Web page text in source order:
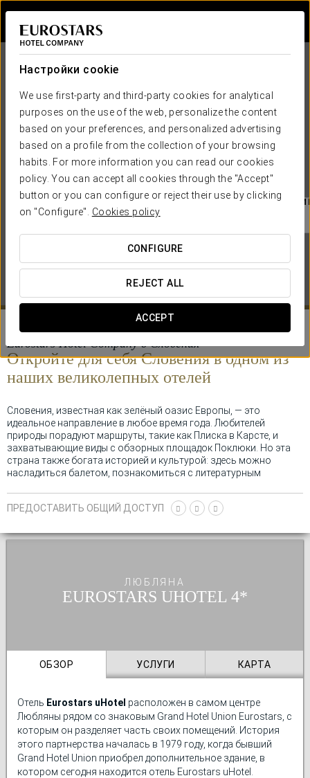
Настройки cookie
We use first-party and third-party cookies for analytical
purposes on the use of the web, personalize the content
based on your preferences, and personalized advertising
based on a profile from the collection of your browsing
habits. For more information you can read our cookies
policy. You can accept all cookies through the "Accept"
button or you can configure or reject their use by clicking
on "Configure". Cookies policy
CONFIGURE
REJECT ALL
ACCEPT
EUROSTARS HOTEL COMPANY
КОГДА ВЫ ХОТИТЕ ОТПРАВИТЬСЯ В

Eurostars Hotel Company в Словения
Откройте для себя Словения в одном из
наших великолепных отелей
Словения, известная как зелёный оазис Европы, — это
идеальное направление в любое время года. Любителей
природы порадуют маршруты, такие как Плиска в Карсте, и
захватывающие виды с обзорных площадок Поклюки. Но эта
страна также богата историей и культурой: здесь можно
насладиться балетом, познакомиться с литературным
Фестивали наполняют города жизнью, а на рынках Любляны
считающиеся одними из лучших в Европе.
ПРЕДОСТАВИТЬ ОБЩИЙ ДОСТУП
ЛЮБЛЯНА
EUROSTARS UHOTEL
ОБЗОР УСЛУГИ КАРТА
Отель Eurostars uHotel расположен в самом центре
Любляны рядом со знаковым Grand Hotel Union Eurostars, с
которым он разделяет часть своих помещений. История
этого партнерства началась в 1979 году, когда бывший
Grand Hotel Union приобрел дополнительное здание, в
котором сегодня находится отель Eurostars uHotel.